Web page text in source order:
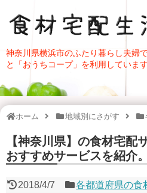
神奈川県横浜市のふたり暮らし夫婦
と「おうちコープ」を利用しています
ホーム 地域別にさがす
【神奈川県】の食材宅配
おすすめサービスを紹介。
2018/4/7 各都道府県の食